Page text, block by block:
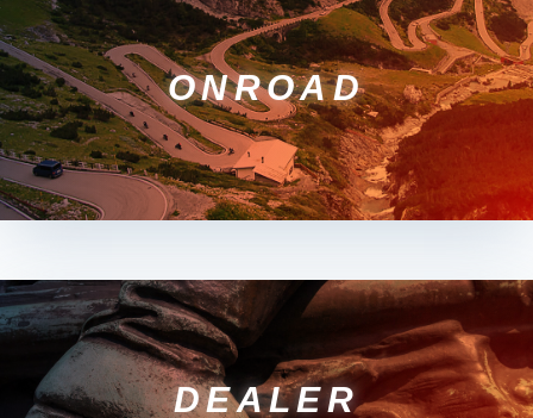
ONROAD
DEALER